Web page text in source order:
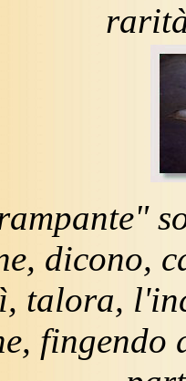
dicono,
talora,
fingendo